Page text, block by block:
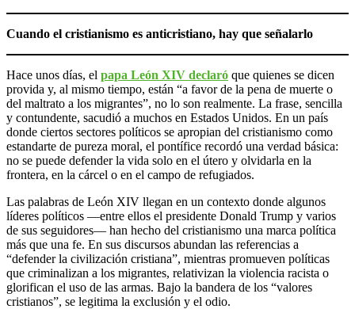
Cuando el cristianismo es anticristiano, hay que señalarlo
Hace unos días, el papa León XIV declaró que quienes se dicen
provida y, al mismo tiempo, están “a favor de la pena de muerte o
del maltrato a los migrantes”, no lo son realmente. La frase, sencilla
y contundente, sacudió a muchos en Estados Unidos. En un país
donde ciertos sectores políticos se apropian del cristianismo como
estandarte de pureza moral, el pontífice recordó una verdad básica:
no se puede defender la vida solo en el útero y olvidarla en la
frontera, en la cárcel o en el campo de refugiados.
Las palabras de León XIV llegan en un contexto donde algunos
líderes políticos —entre ellos el presidente Donald Trump y varios
de sus seguidores— han hecho del cristianismo una marca política
más que una fe. En sus discursos abundan las referencias a
“defender la civilización cristiana”, mientras promueven políticas
que criminalizan a los migrantes, relativizan la violencia racista o
glorifican el uso de las armas. Bajo la bandera de los “valores
cristianos”, se legitima la exclusión y el odio.